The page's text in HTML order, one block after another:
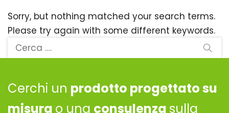
Sorry, but nothing matched your search terms.
Please try again with some different keywords.
Cerchi un prodotto progettato su
misura o una consulenza sulla